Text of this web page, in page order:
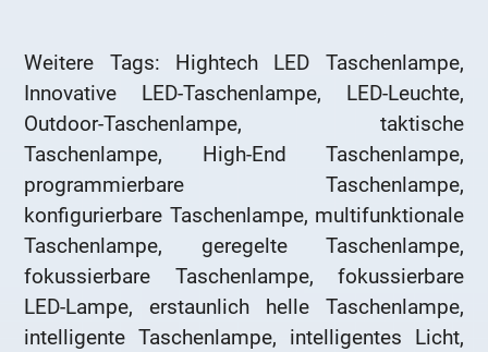
Weitere Tags: Hightech LED Taschenlampe,
Innovative LED-Taschenlampe, LED-Leuchte,
Outdoor-Taschenlampe, taktische
Taschenlampe, High-End Taschenlampe,
programmierbare Taschenlampe,
konfigurierbare Taschenlampe, multifunktionale
Taschenlampe, geregelte Taschenlampe,
fokussierbare Taschenlampe, fokussierbare
LED-Lampe, erstaunlich helle Taschenlampe,
intelligente Taschenlampe, intelligentes Licht,